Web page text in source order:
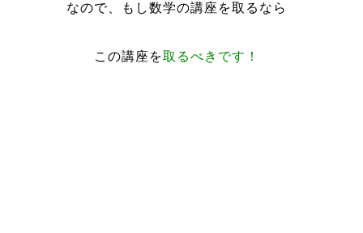
なので、もし数学の講座を取るなら
この講座を取るべきです！